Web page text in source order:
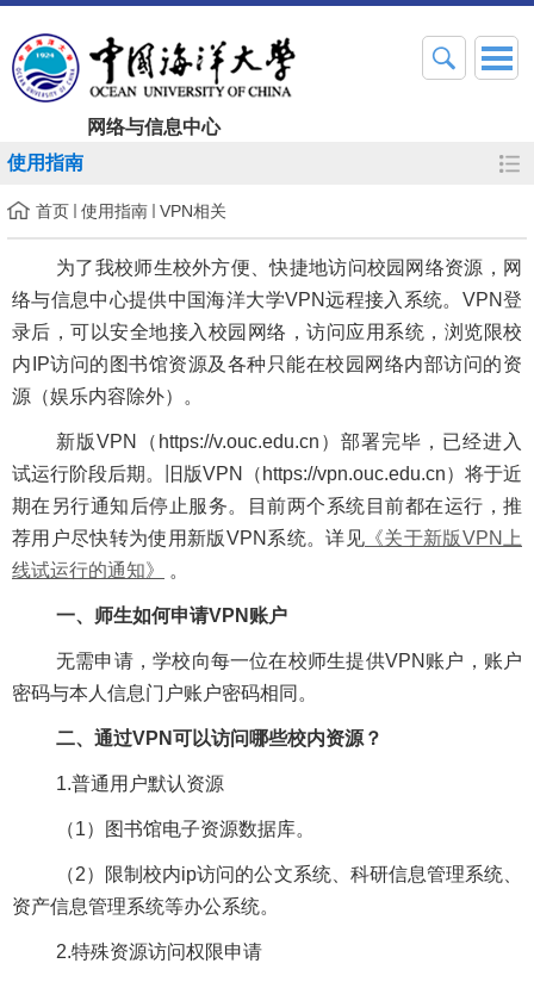
网络与信息中心
使用指南
首页 使用指南 VPN相关
为了我校师生校外方便、快捷地访问校园网络资源，网
络与信息中心提供中国海洋大学VPN远程接入系统。 VPN登
录后，可以安全地接入校园网络，访问应用系统，浏览限校
内 IP访问的图书馆资源及各种只能在校园网络内部访问的资
源（娱乐内容除外）。
新版VPN（https://v.ouc.edu.cn）部署完毕，已经进入
试运行阶段后期。旧版VPN（https://vpn.ouc.edu.cn）将于近
期在另行通知后停止服务。目前两个系统目前都在运行，推
荐用户尽快转为使用新版VPN系统。详见《关于新版VPN上
线试运行的通知》
。
一、师生如何申请VPN 账户
无需申请，学校向每一位在校师生提供VPN 账户，账户
密码与本人信息门户账户密码相同。
二、通过VPN可以访问哪些校内资源？
1.普通用户默认资源
（1）图书馆电子资源数据库。
（2）限制校内ip访问的公文系统、科研信息管理系统、
资产信息管理系统等办公系统。
2.特殊资源访问权限申请